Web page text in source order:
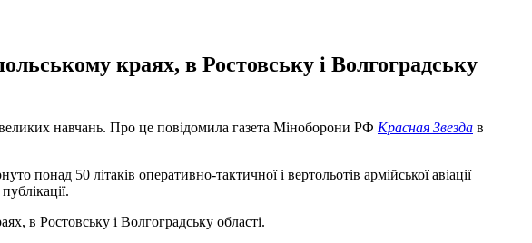
краях, в Ростовську і Волгоградську
великих навчань. Про це повідомила газета Міноборони РФ Красная Звезда в
понад 50 літаків оперативно-тактичної і вертольотів армійської авіації
в Ростовську і Волгоградську області.